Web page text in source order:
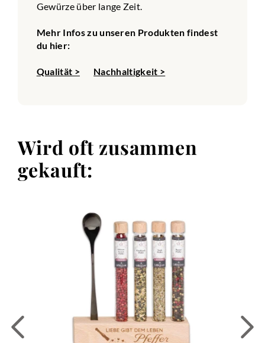
Gewürze über lange Zeit.
Mehr Infos zu unseren Produkten findest
du hier:
Qualität > Nachhaltigkeit >
Wird oft zusammen
gekauft: